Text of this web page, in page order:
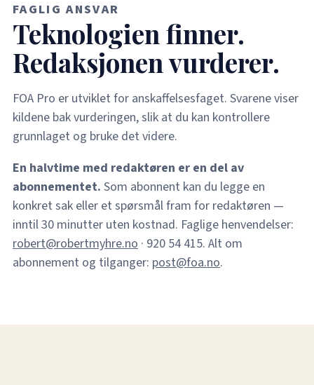
FAGLIG ANSVAR
Teknologien finner.
Redaksjonen vurderer.
FOA Pro er utviklet for anskaffelsesfaget. Svarene viser
kildene bak vurderingen, slik at du kan kontrollere
grunnlaget og bruke det videre.
En halvtime med redaktøren er en del av
abonnementet. Som abonnent kan du legge en
konkret sak eller et spørsmål fram for redaktøren —
inntil 30 minutter uten kostnad. Faglige henvendelser:
robert@robertmyhre.no · 920 54 415. Alt om
abonnement og tilganger: post@foa.no.